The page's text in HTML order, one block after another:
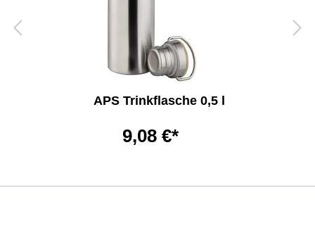
APS Trinkflasche 0,5 l
9,08 €*